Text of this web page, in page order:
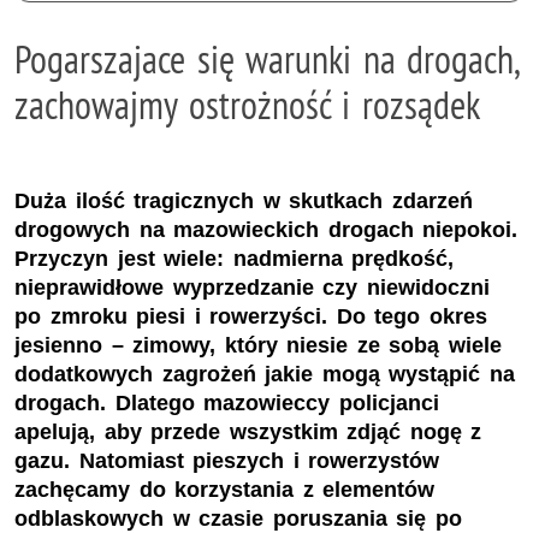
Pogarszajace się warunki na drogach,
zachowajmy ostrożność i rozsądek
Duża ilość tragicznych w skutkach zdarzeń
drogowych na mazowieckich drogach niepokoi.
Przyczyn jest wiele: nadmierna prędkość,
nieprawidłowe wyprzedzanie czy niewidoczni
po zmroku piesi i rowerzyści. Do tego okres
jesienno – zimowy, który niesie ze sobą wiele
dodatkowych zagrożeń jakie mogą wystąpić na
drogach. Dlatego mazowieccy policjanci
apelują, aby przede wszystkim zdjąć nogę z
gazu. Natomiast pieszych i rowerzystów
zachęcamy do korzystania z elementów
odblaskowych w czasie poruszania się po